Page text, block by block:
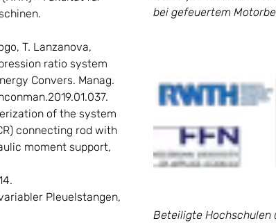
T. Lanzanova,
ratio system
Convers. Manag.
of the system
connecting rod with
moment support,
Pleuelstangen,
bei gefeuertem
Beteiligte Hochschulen